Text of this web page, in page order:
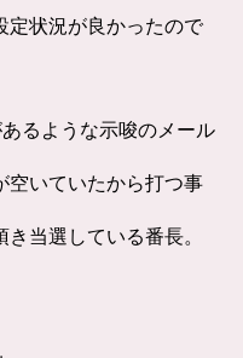
定状況が良かったので
るような示唆のメール
空いていたから打つ事
当選している番長。